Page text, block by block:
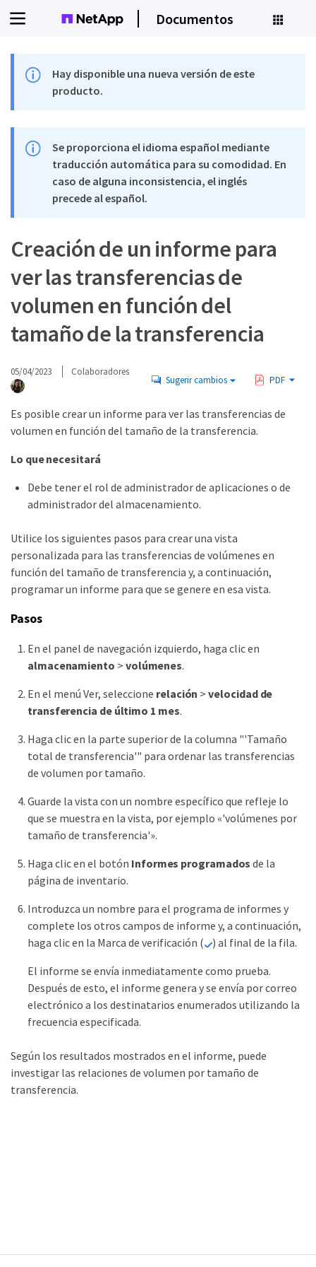
Documentos
Hay disponible una nueva versión de este
producto.
Se proporciona el idioma español mediante
traducción automática para su comodidad. En
caso de alguna inconsistencia, el inglés
precede al español.
Creación de un informe para
ver las transferencias de
volumen en función del
tamaño de la transferencia
05/04/2023 Colaboradores
Sugerir cambios PDF
Es posible crear un informe para ver las transferencias de
volumen en función del tamaño de la transferencia.
Lo que necesitará
Debe tener el rol de administrador de aplicaciones o de
administrador del almacenamiento.
Utilice los siguientes pasos para crear una vista
personalizada para las transferencias de volúmenes en
función del tamaño de transferencia y, a continuación,
programar un informe para que se genere en esa vista.
Pasos
En el panel de navegación izquierdo, haga clic en
almacenamiento > volúmenes.
En el menú Ver, seleccione relación >velocidad de
transferencia de último 1 mes.
Haga clic en la parte superior de la columna "'Tamaño
total de transferencia'" para ordenar las transferencias
de volumen por tamaño.
Guarde la vista con un nombre específico que refleje lo
que se muestra en la vista, por ejemplo «'volúmenes por
tamaño de transferencia'».
Haga clic en el botón Informes programados de la
página de inventario.
Introduzca un nombre para el programa de informes y
complete los otros campos de informe y, a continuación,
haga clic en la Marca de verificación (
) al final de la fila.
El informe se envía inmediatamente como prueba.
Después de esto, el informe genera y se envía por correo
electrónico a los destinatarios enumerados utilizando la
frecuencia especificada.
Según los resultados mostrados en el informe, puede
investigar las relaciones de volumen por tamaño de
transferencia.